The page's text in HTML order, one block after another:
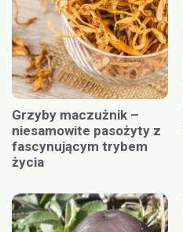
Grzyby maczużnik –
niesamowite pasożyty z
fascynującym trybem
życia